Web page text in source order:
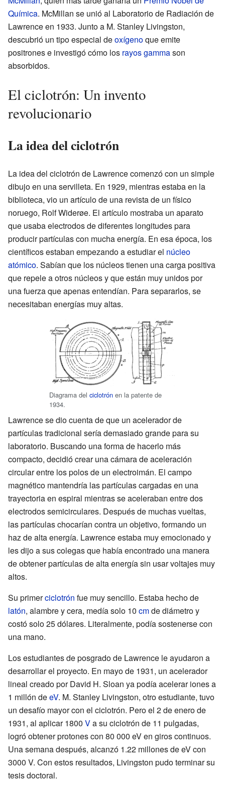
Química. McMillan se unió al Laboratorio de Radiación de
Lawrence en 1933. Junto a M. Stanley Livingston,
descubrió un tipo especial deoxígenoque emite
positrones e investigó cómo los rayos gammason
absorbidos.
El ciclotrón: Un invento
revolucionario
La idea del ciclotrón
La idea del ciclotrón de Lawrence comenzó con un simple
dibujo en una servilleta. En 1929, mientras estaba en la
biblioteca, vio un artículo de una revista de un físico
noruego, Rolf Widerøe. El artículo mostraba un aparato
que usaba electrodos de diferentes longitudes para
producir partículas con mucha energía. En esa época, los
científicos estaban empezando a estudiar el núcleo
atómico. Sabían que los núcleos tienen una carga positiva
que repele a otros núcleos y que están muy unidos por
una fuerza que apenas entendían. Para separarlos, se
necesitaban energías muy altas.
Diagrama del ciclotrón en la patente de
1934.
Lawrence se dio cuenta de que un acelerador de
partículas tradicional sería demasiado grande para su
laboratorio. Buscando una forma de hacerlo más
compacto, decidió crear una cámara de aceleración
circular entre los polos de un electroimán. El campo
magnético mantendría las partículas cargadas en una
trayectoria en espiral mientras se aceleraban entre dos
electrodos semicirculares. Después de muchas vueltas,
las partículas chocarían contra un objetivo, formando un
haz de alta energía. Lawrence estaba muy emocionado y
les dijo a sus colegas que había encontrado una manera
de obtener partículas de alta energía sin usar voltajes muy
altos.
Su primerciclotrón fue muy sencillo. Estaba hecho de
latón, alambre y cera, medía solo 10 cmde diámetro y
costó solo 25 dólares. Literalmente, podía sostenerse con
una mano.
Los estudiantes de posgrado de Lawrence le ayudaron a
desarrollar el proyecto. En mayo de 1931, un acelerador
lineal creado por David H. Sloan ya podía acelerar iones a
1 millón deeV. M. Stanley Livingston, otro estudiante, tuvo
un desafío mayor con el ciclotrón. Pero el 2 de enero de
1931, al aplicar 1800 Va su ciclotrón de 11 pulgadas,
logró obtener protones con 80 000 eV en giros continuos.
Una semana después, alcanzó 1.22 millones de eV con
3000 V. Con estos resultados, Livingston pudo terminar su
tesis doctoral.